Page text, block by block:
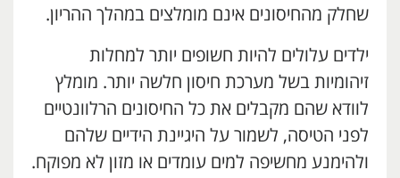
שחלק מהחיסונים אינם מומלצים במהלך ההריון.
ילדים עלולים להיות חשופים יותר למחלות
זיהומיות בשל מערכת חיסון חלשה יותר. מומלץ
לוודא שהם מקבלים את כל החיסונים הרלוונטיים
לפני הטיסה, לשמור על היגיינת הידיים שלהם
ולהימנע מחשיפה למים עומדים או מזון לא מפוקח.